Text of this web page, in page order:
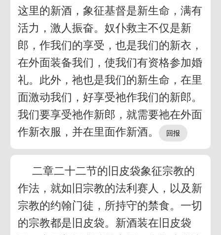
这里的新酒，象征基督是新生命，满有
活力，激人振奋。奴仆救主不仅是新
郎，作我们的享受，也是我们的新衣，
在外面装备我们，使我们有资格参加婚
礼。此外，祂也是我们的新生命，在里
面激动我们，好享受祂作我们的新郎。
我们要享受祂作新郎，就需要祂在外面
作新衣服，并在里面作新酒。
二章二十二节的旧皮袋象征宗教的
作法，就如旧宗教的法利赛人，以及新
宗教的约翰门徒，所持守的禁食。一切
的宗教都是旧皮袋。新酒装在旧皮袋